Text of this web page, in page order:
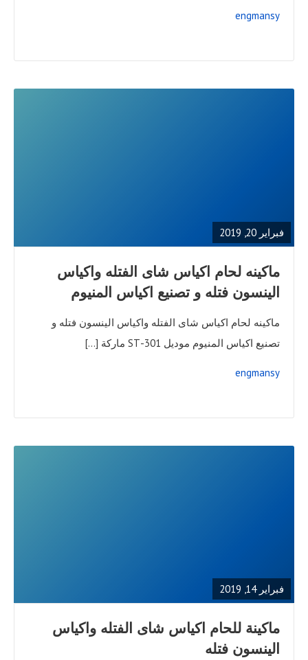
engmansy
فبراير 20, 2019
ماكينه لحام اكياس شاى الفتله واكياس
الينسون فتله و تصنيع اكياس المنيوم
ماكينه لحام اكياس شاى الفتله واكياس الينسون فتله و
تصنيع اكياس المنيوم موديل 301-ST ماركة […]
engmansy
فبراير 14, 2019
ماكينة للحام اكياس شاى الفتله واكياس
الينسون فتله